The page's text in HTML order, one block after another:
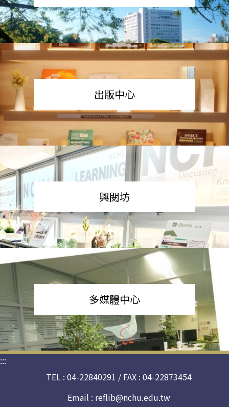
出版中心
興閱坊
多媒體中心
:::
TEL : 04-22840291 / FAX : 04-22873454
Email : reflib@nchu.edu.tw